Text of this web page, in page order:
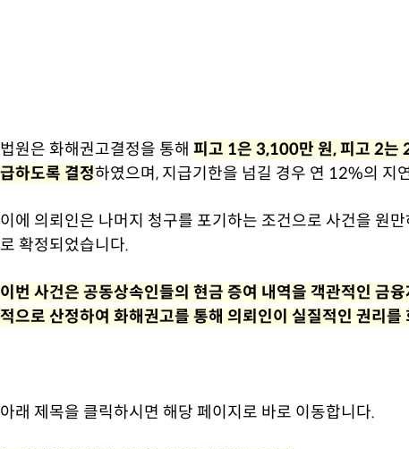
법원은 화해권고결정을 통해 피고 1은 3,100만 원, 피고 2는
급하도록 결정하였으며, 지급기한을 넘길 경우 연 12%의 지
이에 의뢰인은 나머지 청구를 포기하는 조건으로 사건을 원
로 확정되었습니다.
이번 사건은 공동상속인들의 현금 증여 내역을 객관적인 금
적으로 산정하여 화해권고를 통해 의뢰인이 실질적인 권리
아래 제목을 클릭하시면 해당 페이지로 바로 이동합니다.